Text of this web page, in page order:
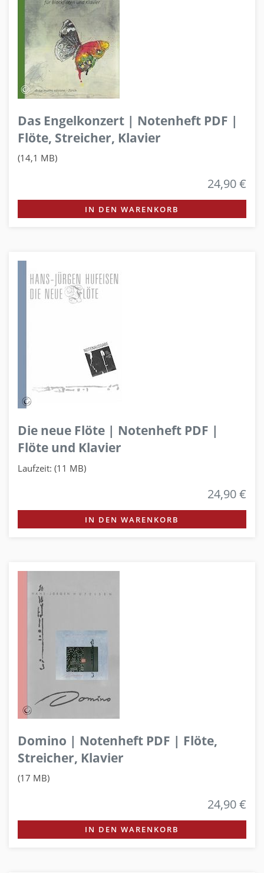
Das Engelkonzert | Notenheft PDF |
Flöte, Streicher, Klavier
(14,1 MB)
24,90 €
IN DEN WARENKORB
Die neue Flöte | Notenheft PDF |
Flöte und Klavier
Laufzeit: (11 MB)
24,90 €
IN DEN WARENKORB
Domino | Notenheft PDF | Flöte,
Streicher, Klavier
(17 MB)
24,90 €
IN DEN WARENKORB